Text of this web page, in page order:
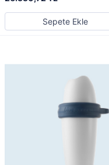
Sepete Ekle